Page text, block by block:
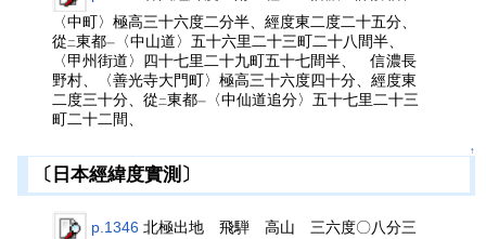
〈中町〉極高三十六度二分半、經度東二度二十五分、
從二東都一
〈中山道〉五十六里二十三町二十八間半、
〈甲州街道〉四十七里二十九町五十七間半、 信濃長
野村、〈善光寺大門町〉極高三十六度四十分、經度東
二度三十分、從二東都一
〈中仙道追分〉五十七里二十三
町二十二間、
↑
〔日本經緯度實測〕
p.1346 北極出地 飛騨 高山 三六度〇八分三